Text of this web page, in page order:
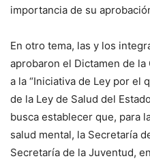
importancia de su
En otro tema, las y los
aprobaron el Dictamen de
a la “Iniciativa de Ley por el
de la Ley de Salud del
busca establecer que, para
salud mental, la Secretaría
Secretaría de la Juventud,